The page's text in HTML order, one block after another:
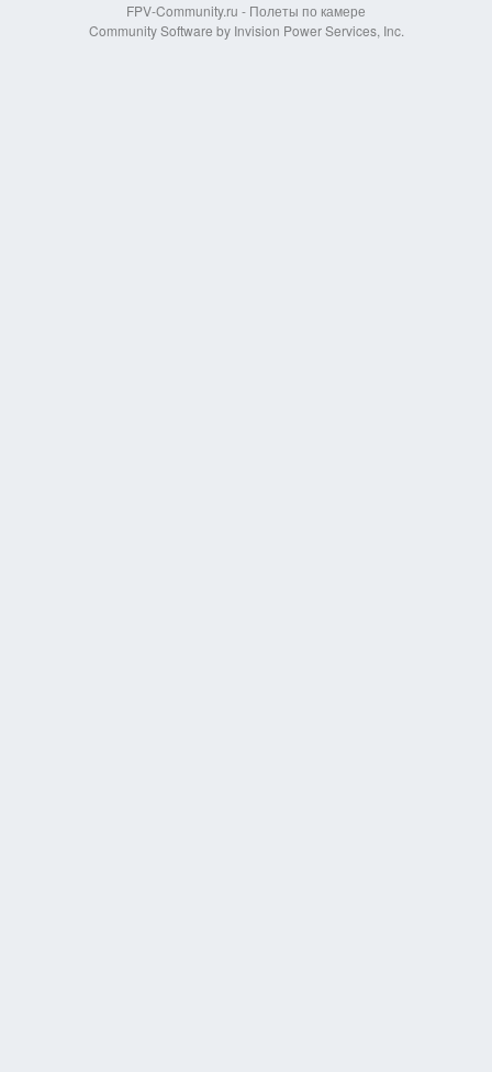
FPV-Community.ru - Полеты по камере
Community Software by Invision Power Services, Inc.